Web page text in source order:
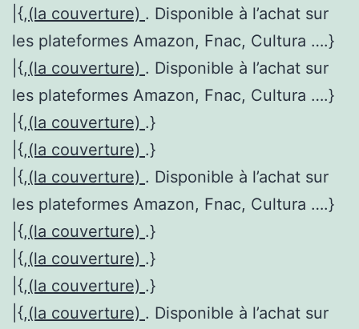
|{,(la couverture) . Disponible à l’achat sur
les plateformes Amazon, Fnac, Cultura ….}
|{,(la couverture) . Disponible à l’achat sur
les plateformes Amazon, Fnac, Cultura ….}
|{,(la couverture) .}
|{,(la couverture) .}
|{,(la couverture) . Disponible à l’achat sur
les plateformes Amazon, Fnac, Cultura ….}
|{,(la couverture) .}
|{,(la couverture) .}
|{,(la couverture) .}
|{,(la couverture) . Disponible à l’achat sur